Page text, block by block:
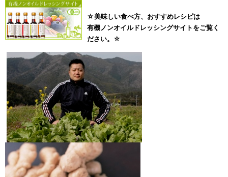
☆美味しい食べ方、おすすめレシピは
有機ノンオイルドレッシングサイトをご覧く
ださい。☆